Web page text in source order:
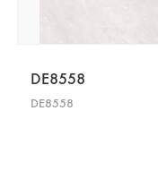
DE8558
DE8558